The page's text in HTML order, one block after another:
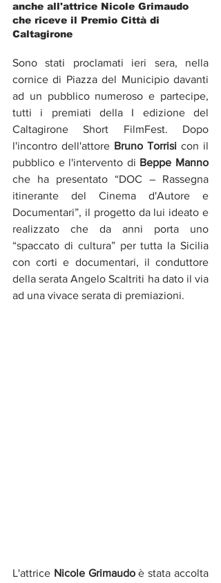
anche all'attrice Nicole Grimaudo
che riceve il Premio Città di
Caltagirone
Sono stati proclamati ieri sera, nella
cornice di Piazza del Municipio davanti
ad un pubblico numeroso e partecipe,
tutti i premiati della I edizione del
Caltagirone Short FilmFest. Dopo
l'incontro dell'attore Bruno Torrisi con il
pubblico e l'intervento di Beppe Manno
che ha presentato “DOC – Rassegna
itinerante del Cinema d'Autore e
Documentari”, il progetto da lui ideato e
realizzato che da anni porta uno
“spaccato di cultura” per tutta la Sicilia
con corti e documentari, il conduttore
della serata Angelo Scaltriti ha dato il via
ad una vivace serata di premiazioni.
L'attrice Nicole Grimaudo è stata accolta